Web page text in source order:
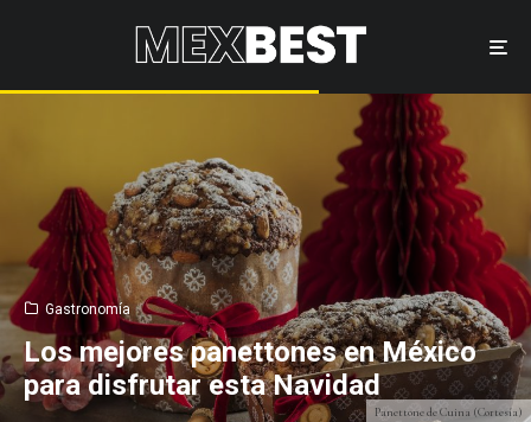
Panettone de Cuina (Cortesía)
Gastronomía
Los mejores panettones en México
para disfrutar esta Navidad